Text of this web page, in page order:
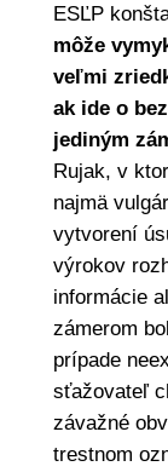
ESĽP
môže
veľmi
ak ide o
jediným
Rujak, v
najmä
vytvorení
výrokov
informácie
zámerom
prípade
sťažovateľ
závažné
trestnom